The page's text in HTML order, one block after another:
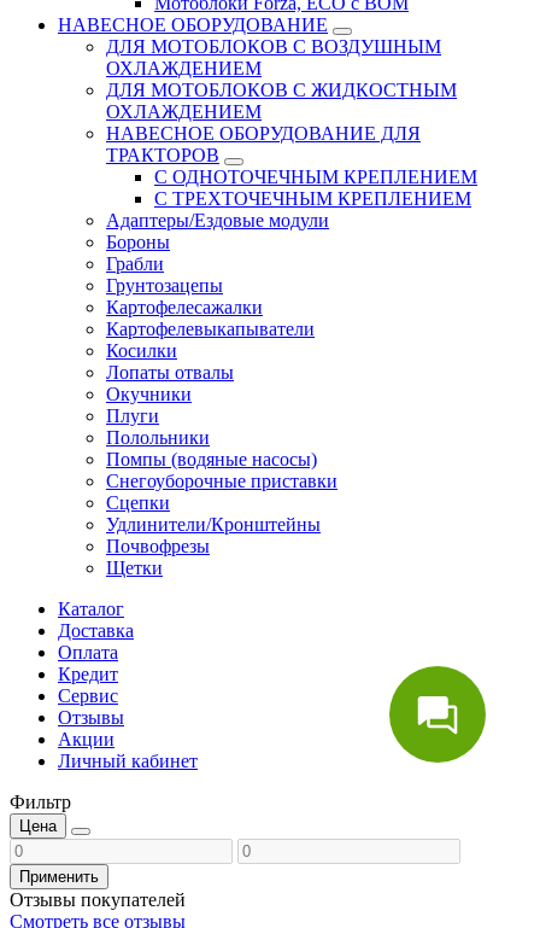
НАВЕСНОЕ ОБОРУДОВАНИЕ
ДЛЯ МОТОБЛОКОВ С ВОЗДУШНЫМ
ОХЛАЖДЕНИЕМ
ДЛЯ МОТОБЛОКОВ С ЖИДКОСТНЫМ
ОХЛАЖДЕНИЕМ
НАВЕСНОЕ ОБОРУДОВАНИЕ ДЛЯ
ТРАКТОРОВ
С ОДНОТОЧЕЧНЫМ КРЕПЛЕНИЕМ
С ТРЕХТОЧЕЧНЫМ КРЕПЛЕНИЕМ
Адаптеры/Ездовые модули
Бороны
Грабли
Грунтозацепы
Картофелесажалки
Картофелевыкапыватели
Косилки
Лопаты отвалы
Окучники
Плуги
Полольники
Помпы (водяные насосы)
Снегоуборочные приставки
Сцепки
Удлинители/Кронштейны
Почвофрезы
Щетки
Каталог
Доставка
Оплата
Кредит
Сервис
Отзывы
Акции
Личный кабинет
Фильтр
Цена
Применить
Отзывы покупателей
Смотреть все отзывы